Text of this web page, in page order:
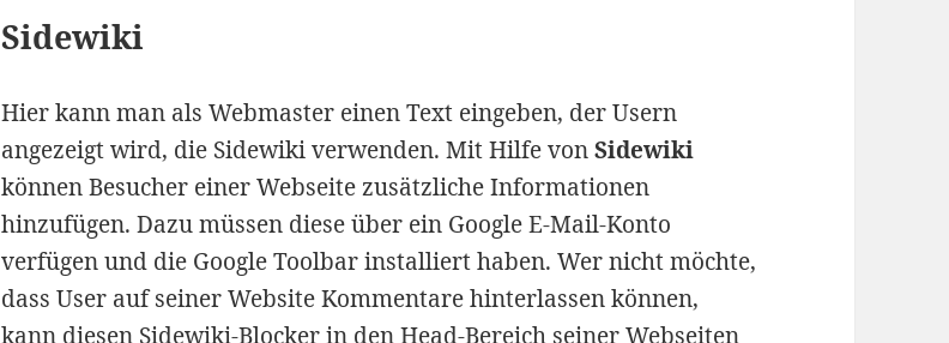
Sidewiki
Hier kann man als Webmaster einen Text eingeben, der Usern
angezeigt wird, die Sidewiki verwenden. Mit Hilfe vonSidewiki
können Besucher einer Webseite zusätzliche Informationen
hinzufügen. Dazu müssen diese über ein Google E-Mail-Konto
verfügen und die Google Toolbar installiert haben. Wer nicht möchte,
dass User auf seiner Website Kommentare hinterlassen können,
kann diesen Sidewiki-Blocker in den Head-Bereich seiner Webseiten